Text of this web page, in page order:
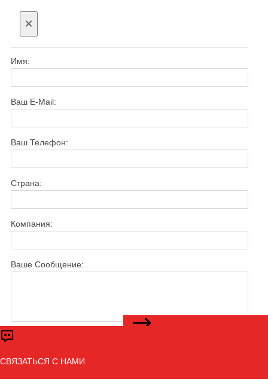
×
Имя:
Ваш E-Mail:
Ваш Телефон:
Страна:
Компания:
Ваше Сообщение:
СВЯЗАТЬСЯ С НАМИ